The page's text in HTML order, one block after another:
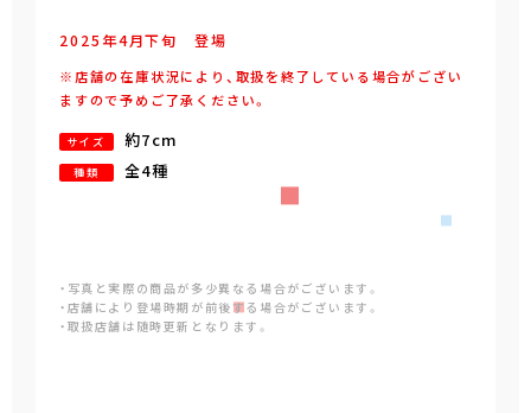
2025年4月下旬 登場
※店舗の在庫状況により、取扱を終了している場合がござい
ますので予めご了承ください。
サイズ 約7cm
種類 全4種
・写真と実際の商品が多少異なる場合がございます。
・店舗により登場時期が前後する場合がございます。
・取扱店舗は随時更新となります。